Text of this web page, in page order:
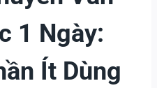
1 Ngày:
Ít Dùng